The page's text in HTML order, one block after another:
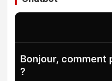
Bonjour, comment
?